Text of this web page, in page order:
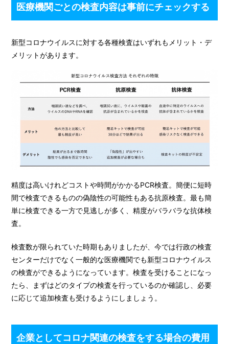
医療機関ごとの検査内容は事前にチェックする
新型コロナウイルスに対する各種検査はいずれもメリット・デ
メリットがあります。
精度は高いけれどコストや時間がかかるPCR検査。簡便に短時
間で検査できるものの偽陰性の可能性もある抗原検査。最も簡
単に検査できる一方で見逃しが多く、精度がバラバラな抗体検
査。
検査数が限られていた時期もありましたが、今では行政の検査
センターだけでなく一般的な医療機関でも新型コロナウイルス
の検査ができるようになっています。検査を受けることになっ
たら、まずはどのタイプの検査を行っているのか確認し、必要
に応じて追加検査も受けるようにしましょう。
企業としてコロナ関連の検査をする場合の費用